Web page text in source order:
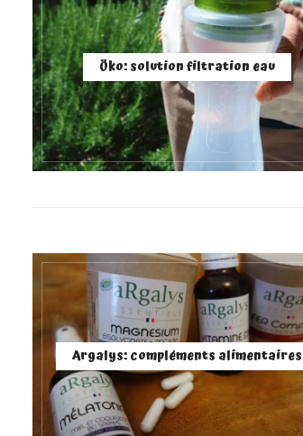
Öko: solution filtration eau
Argalys: compléments alimentaires